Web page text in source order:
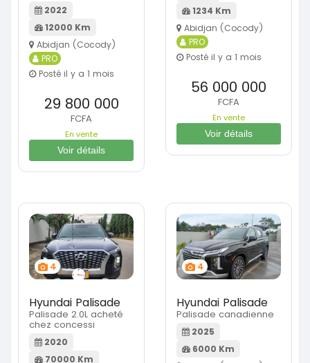
2022
12000 Km
Abidjan (Cocody)
PRO
Posté il y a 1 mois
29 800 000
FCFA
En vente
Voir détails
1234 Km
Abidjan (Cocody)
PRO
Posté il y a 1 mois
56 000 000
FCFA
En vente
Voir détails
4
Hyundai Palisade
Palisade 2.0L acheté
chez concessi
2020
70000 Km
4
Hyundai Palisade
Palisade canadienne
2025
6000 Km